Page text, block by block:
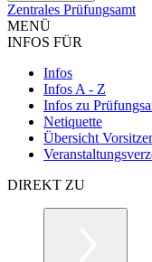
Zentrales Prüfungsamt
MENÜ
INFOS FÜR
Infos
Infos A - Z
Infos zu
Netiquette
Übersicht
DIREKT ZU